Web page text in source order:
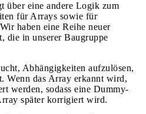
über eine andere Logik zum
für Arrays sowie für
haben eine Reihe neuer
die in unserer Baugruppe
Abhängigkeiten aufzulösen,
Wenn das Array erkannt wird,
werden, sodass eine Dummy-
später korrigiert wird.